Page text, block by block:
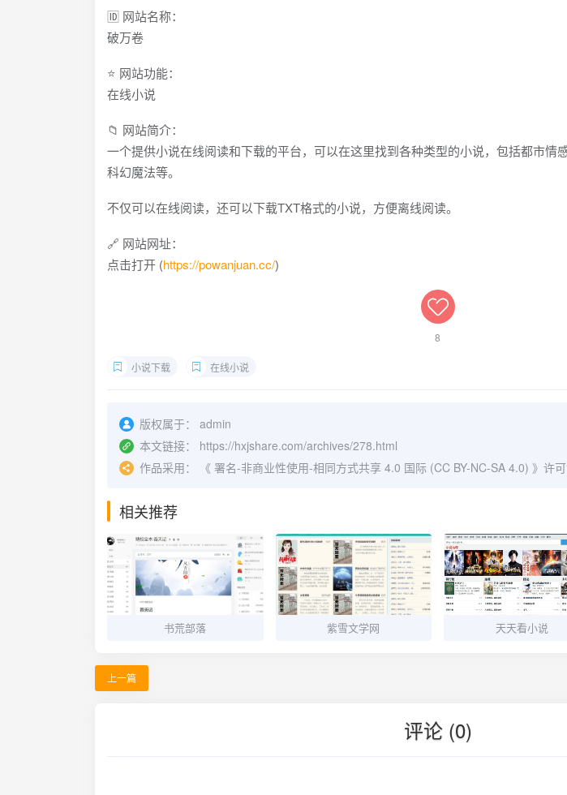
🆔 网站名称：
破万卷
⭐ 网站功能：
在线小说
📁 网站简介：
一个提供小说在线阅读和下载的平台，可以在这里找到各种类型的小说，包括都市情
科幻魔法等。
不仅可以在线阅读，还可以下载TXT格式的小说，方便离线阅读。
🔗 网站网址：
点击打开 (https://powanjuan.cc/)
8
小说下载 在线小说
版权属于：
admin
本文链接：
https://hxjshare.com/archives/278.html
作品采用：
《 署名-非商业性使用-相同方式共享 4.0 国际 (CC BY-NC-SA 4.0) 》许
相关推荐
书荒部落 紫雪文学网 天天看小说
上一篇
评论 (0)